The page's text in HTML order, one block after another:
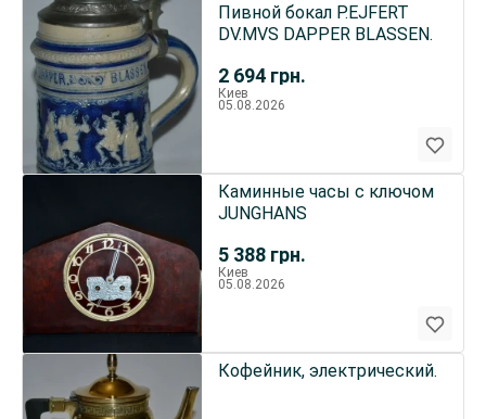
2 694 грн.
Пивной бокал P.EJFERT
DV.MVS DAPPER BLASSEN.
Киев
05.08.2026
5 388 грн.
Каминные часы с ключом
JUNGHANS
Киев
05.08.2026
Кофейник, электрический.